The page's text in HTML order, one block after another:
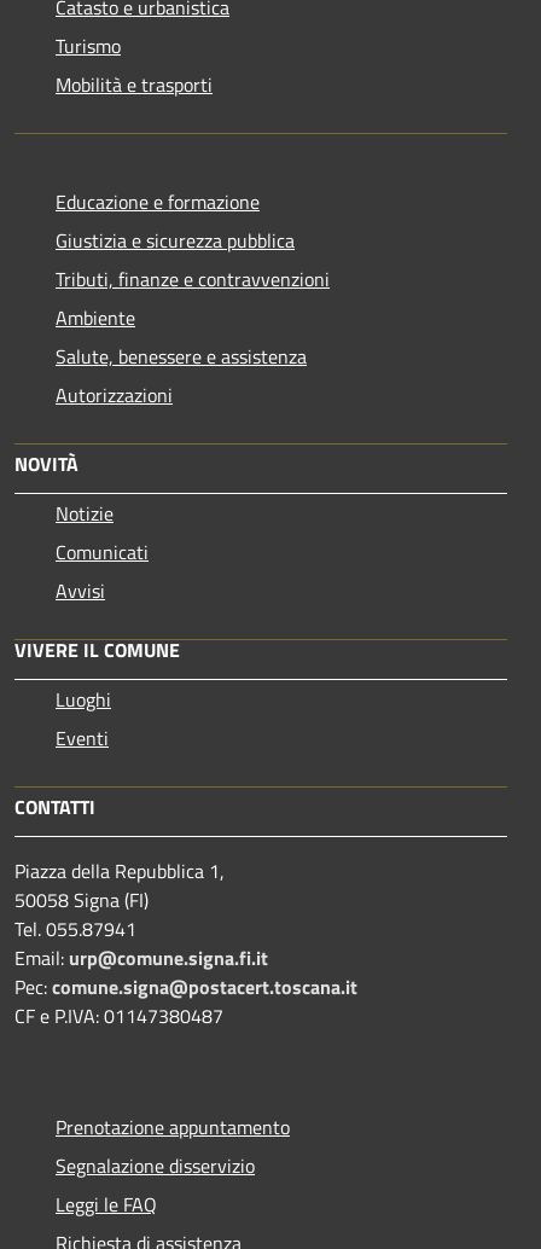
Catasto e urbanistica
Turismo
Mobilità e trasporti
Educazione e formazione
Giustizia e sicurezza pubblica
Tributi, finanze e contravvenzioni
Ambiente
Salute, benessere e assistenza
Autorizzazioni
NOVITÀ
Notizie
Comunicati
Avvisi
VIVERE IL COMUNE
Luoghi
Eventi
CONTATTI
Piazza della Repubblica 1,
50058 Signa (FI)
Tel. 055.87941
Email: urp@comune.signa.fi.it
Pec:comune.signa@postacert.toscana.it
CF e P.IVA: 01147380487
Prenotazione appuntamento
Segnalazione disservizio
Leggi le FAQ
Richiesta di assistenza